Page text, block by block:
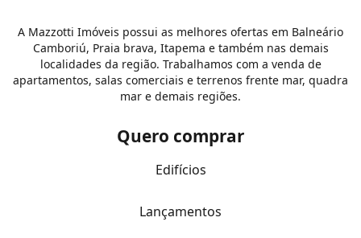
A Mazzotti Imóveis possui as melhores ofertas em Balneário
Camboriú, Praia brava, Itapema e também nas demais
localidades da região. Trabalhamos com a venda de
apartamentos, salas comerciais e terrenos frente mar, quadra
mar e demais regiões.
Quero comprar
Edifícios
Lançamentos